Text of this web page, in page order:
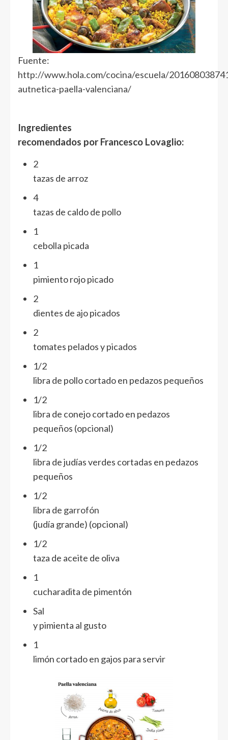
Fuente:
http://www.hola.com/cocina/escuela/
autnetica-paella-valenciana/
Ingredientes
recomendados por Francesco Lovaglio:
2
tazas de arroz
4
tazas de caldo de pollo
1
cebolla picada
1
pimiento rojo picado
2
dientes de ajo picados
2
tomates pelados y picados
1/2
libra de pollo cortado en pedazos pequeños
1/2
libra de conejo cortado en pedazos
pequeños (opcional)
1/2
libra de judías verdes cortadas en pedazos
pequeños
1/2
libra de garrofón
(judía grande) (opcional)
1/2
taza de aceite de oliva
1
cucharadita de pimentón
Sal
y pimienta al gusto
1
limón cortado en gajos para servir